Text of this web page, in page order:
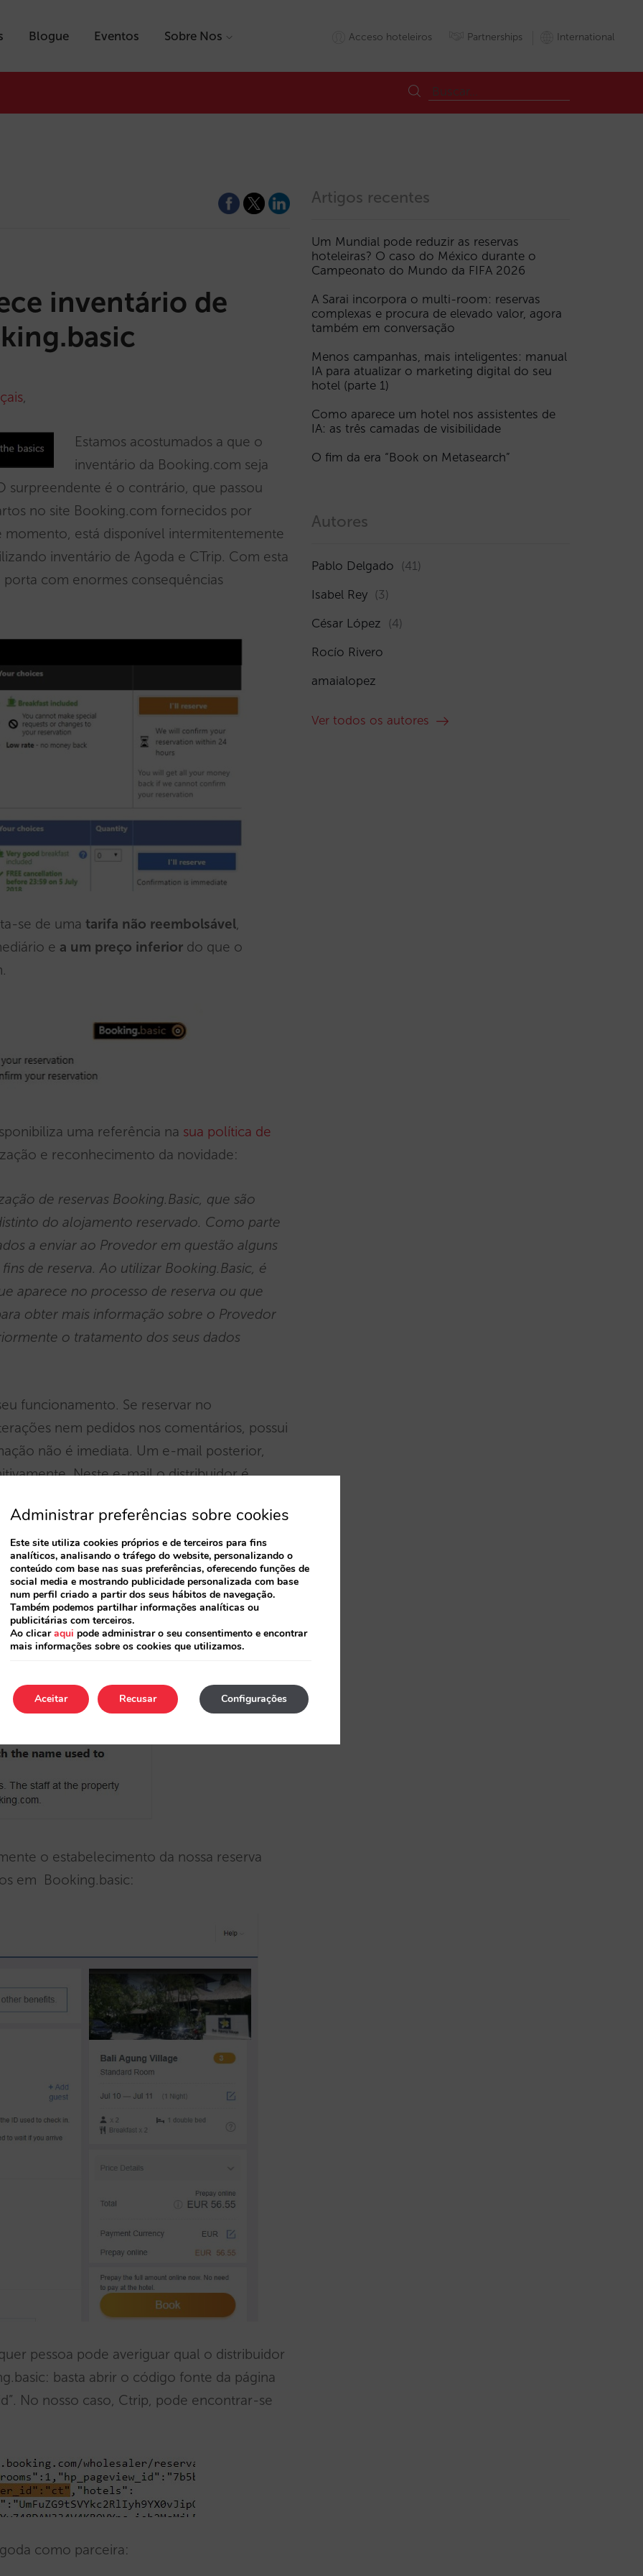
Blogue Eventos Sobre Nos Acceso hoteleiros Partnerships International
inventário de
,
Estamos acostumados a que o
inventário da Booking.com seja
surpreendente é o contrário, que passou
no site Booking.com fornecidos por
está disponível intermitentemente
inventário de Agoda e CTrip. Com esta
com enormes consequências
se de uma tarifa não reembolsável,
e a um preço inferior do que o
uma referência na sua política de
e reconhecimento da novidade:
de reservas Booking.Basic, que são
do alojamento reservado. Como parte
a enviar ao Provedor em questão alguns
de reserva. Ao utilizar Booking.Basic, é
aparece no processo de reserva ou que
obter mais informação sobre o Provedor
o tratamento dos seus dados
funcionamento. Se reservar no
nem pedidos nos comentários, possui
não é imediata. Um e-mail posterior,
Neste e-mail o distribuidor é
para o hotel, a reserva deve ter sido
e não como Booking.com:
o estabelecimento da nossa reserva
em Booking.basic:
pessoa pode averiguar qual o distribuidor
basta abrir o código fonte da página
No nosso caso, Ctrip, pode encontrar-se
como parceira:
Artigos recentes
Um Mundial pode reduzir as reservas
hoteleiras? O caso do México durante o
Campeonato do Mundo da FIFA 2026
A Sarai incorpora o multi-room: reservas
complexas e procura de elevado valor, agora
também em conversação
Menos campanhas, mais inteligentes: manual
IA para atualizar o marketing digital do seu
hotel (parte 1)
Como aparece um hotel nos assistentes de
IA: as três camadas de visibilidade
O fim da era “Book on Metasearch”
Autores
Pablo Delgado (41)
Isabel Rey (3)
César López (4)
Rocío Rivero
amaialopez
Ver todos os autores
Administrar preferências sobre cookies
Este site utiliza cookies próprios e de terceiros para fins
analíticos, analisando o tráfego do website, personalizando o
conteúdo com base nas suas preferências, oferecendo funções de
social media e mostrando publicidade personalizada com base
num perfil criado a partir dos seus hábitos de navegação.
Também podemos partilhar informações analíticas ou
publicitárias com terceiros.
Ao clicaraqui pode administrar o seu consentimento e encontrar
mais informações sobre os cookies que utilizamos.
Aceitar Configurações
Recusar